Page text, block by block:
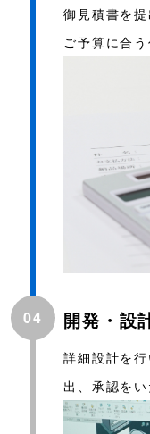
御見積書を
ご予算に合
04 開発・設
詳細設計を
出、承認をい